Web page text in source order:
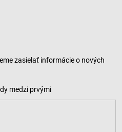
zasielať informácie o nových